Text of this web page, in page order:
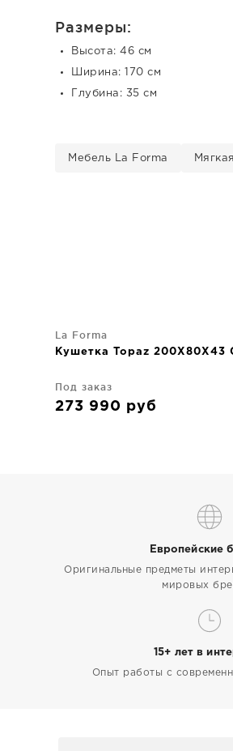
Размеры:
Высота: 46 см
Ширина: 170 см
Глубина: 35 см
Мебель La Forma
La Forma
Кушетка Topaz 200X80X43
Под заказ
273 990 руб
Европейские
Оригинальные предметы
мировых
15+ лет в
Опыт работы с